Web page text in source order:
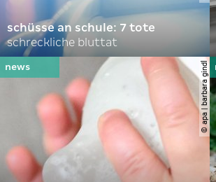
schüsse an schule: 7 tote
schreckliche bluttat
© apa | barbara gindl